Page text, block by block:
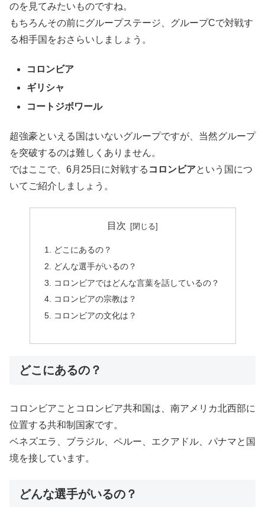
のを見てみたいものですね。
もちろんその前にグループステージ、グループCで対戦す
る相手国をおさらいしましょう。
コロンビア
ギリシャ
コートジボワール
超強豪といえる国はいないグループですが、当然グループ
を突破するのは難しくありません。
ではここで、6月25日に対戦する コロンビアという国につ
いてご紹介しましょう。
目次
どこにあるの？
どんな選手がいるの？
コロンビアではどんな言葉を話しているの？
コロンビアの宗教は？
コロンビアの文化は？
どこにあるの？
コロンビアことコロンビア共和国は、南アメリカ北西部に
位置する共和制国家です。
ベネズエラ、ブラジル、ペルー、エクアドル、パナマと国
境を接しています。
どんな選手がいるの？